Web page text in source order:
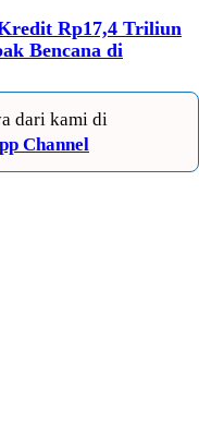
Rp17,4 Triliun
Bencana di
dari kami di
Channel